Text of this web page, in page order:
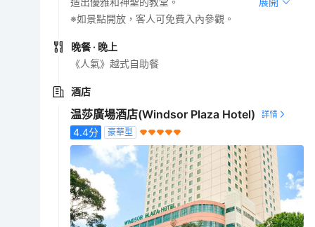
※如景點開放，客人可免費入內參觀。
晚餐 · 晚上
《人氣》越式自助餐
酒店
温莎廣場酒店(Windsor Plaza Hotel)
4.4分 豪華型